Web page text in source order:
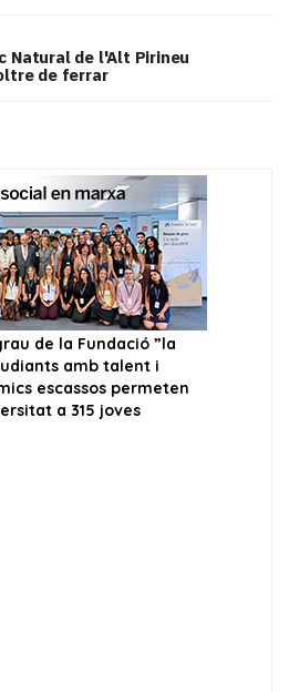
Natural de l'Alt Pirineu
de ferrar